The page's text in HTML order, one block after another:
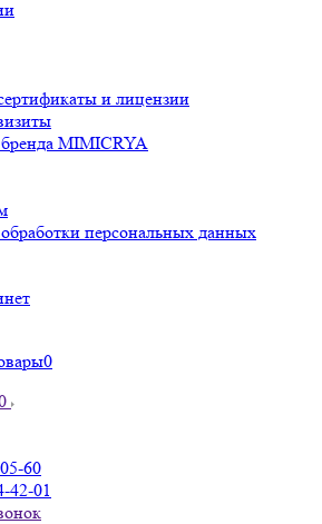
и лицензии
MIMICRYA
персональных данных
0
60
42-01